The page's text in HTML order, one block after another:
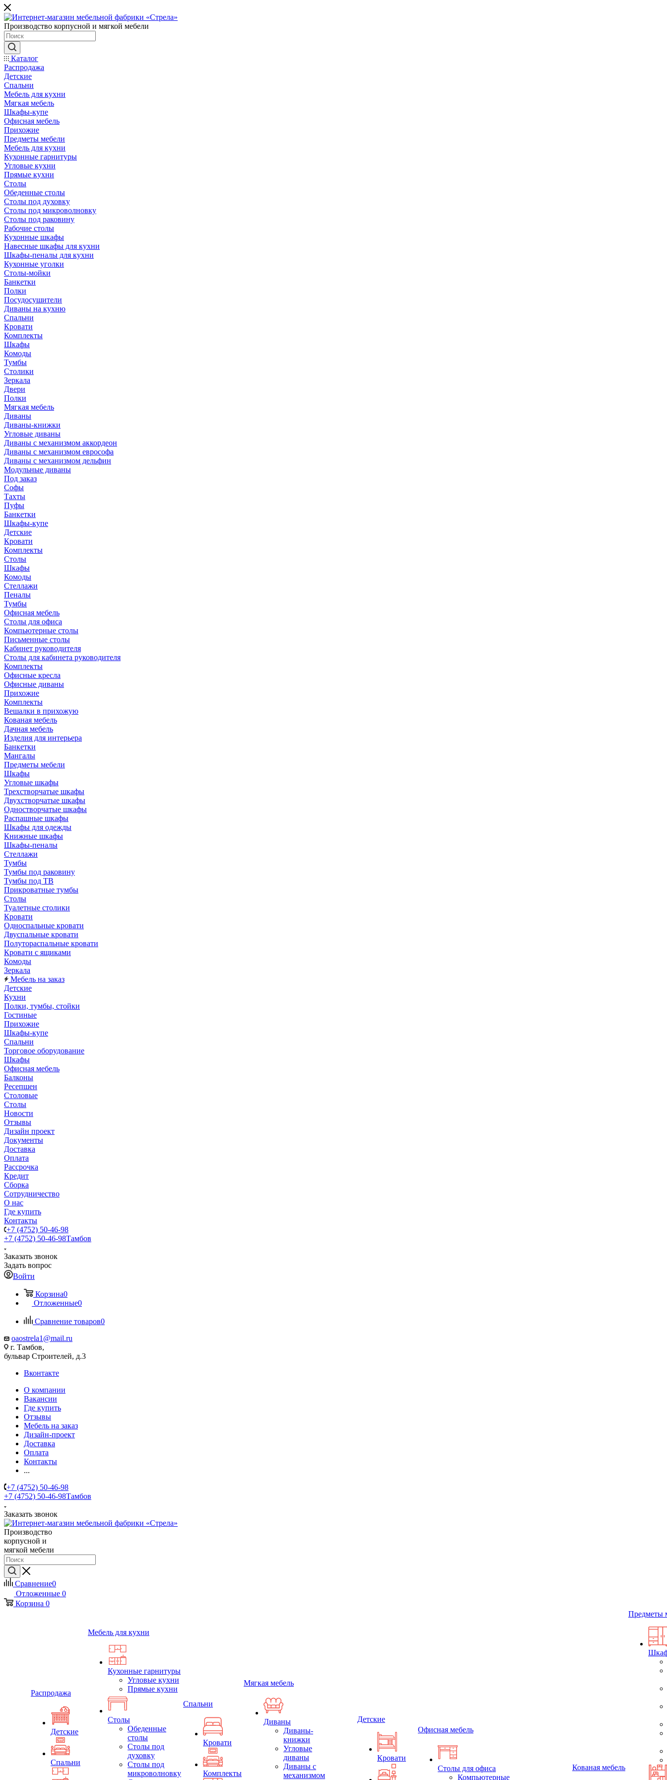
Производство корпусной и мягкой мебели
Каталог
Распродажа
Детские
Спальни
Мебель для кухни
Мягкая мебель
Шкафы-купе
Офисная мебель
Прихожие
Предметы мебели
Мебель для кухни
Кухонные гарнитуры
Угловые кухни
Прямые кухни
Столы
Обеденные столы
Столы под духовку
Столы под микроволновку
Столы под раковину
Рабочие столы
Кухонные шкафы
Навесные шкафы для кухни
Шкафы-пеналы для кухни
Кухонные уголки
Столы-мойки
Банкетки
Полки
Посудосушители
Диваны на кухню
Спальни
Кровати
Комплекты
Шкафы
Комоды
Тумбы
Столики
Зеркала
Двери
Полки
Мягкая мебель
Диваны
Диваны-книжки
Угловые диваны
Диваны с механизмом аккордеон
Диваны с механизмом еврософа
Диваны с механизмом дельфин
Модульные диваны
Под заказ
Софы
Тахты
Пуфы
Банкетки
Шкафы-купе
Детские
Кровати
Комплекты
Столы
Шкафы
Комоды
Стеллажи
Пеналы
Тумбы
Офисная мебель
Столы для офиса
Компьютерные столы
Письменные столы
Кабинет руководителя
Столы для кабинета руководителя
Комплекты
Офисные кресла
Офисные диваны
Прихожие
Комплекты
Вешалки в прихожую
Кованая мебель
Дачная мебель
Изделия для интерьера
Банкетки
Мангалы
Предметы мебели
Шкафы
Угловые шкафы
Трехстворчатые шкафы
Двухстворчатые шкафы
Одностворчатые шкафы
Распашные шкафы
Шкафы для одежды
Книжные шкафы
Шкафы-пеналы
Стеллажи
Тумбы
Тумбы под раковину
Тумбы под ТВ
Прикроватные тумбы
Столы
Туалетные столики
Кровати
Односпальные кровати
Двуспальные кровати
Полутораспальные кровати
Кровати с ящиками
Комоды
Зеркала
Мебель на заказ
Детские
Кухни
Полки, тумбы, стойки
Гостиные
Прихожие
Шкафы-купе
Спальни
Торговое оборудование
Шкафы
Офисная мебель
Балконы
Ресепшен
Столовые
Столы
Новости
Отзывы
Дизайн проект
Документы
Доставка
Оплата
Рассрочка
Кредит
Сборка
Сотрудничество
О нас
Где купить
Контакты
+7 (4752) 50-46-98
+7 (4752) 50-46-98Тамбов
Заказать звонок
Задать вопрос
Войти
Корзина0
Отложенные0
Сравнение товаров0
oaostrela1@mail.ru
г. Тамбов,
бульвар Строителей, д.3
Вконтакте
О компании
Вакансии
Где купить
Отзывы
Мебель на заказ
Дизайн-проект
Доставка
Оплата
Контакты
...
+7 (4752) 50-46-98
+7 (4752) 50-46-98Тамбов
Заказать звонок
Производство
корпусной и
мягкой мебели
Сравнение0
Отложенные 0
Корзина 0
Распродажа
Детские
Спальни
Мебель для кухни
Кухонные гарнитуры
Угловые кухни
Прямые кухни
Столы
Обеденные
столы
Столы под
духовку
Столы под
микроволновку
Спальни
Кровати
Комплекты
Мягкая мебель
Диваны
Диваны-
книжки
Угловые
диваны
Диваны с
механизмом
Детские
Кровати
Офисная мебель
Столы для офиса
Компьютерные
Кованая мебель
Предметы